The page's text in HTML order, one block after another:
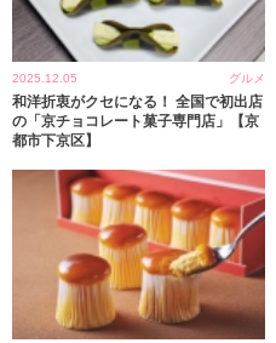
2025.12.05 グルメ
和洋折衷がクセになる！ 全国で初出店
の「京チョコレート菓子専門店」【京
都市下京区】